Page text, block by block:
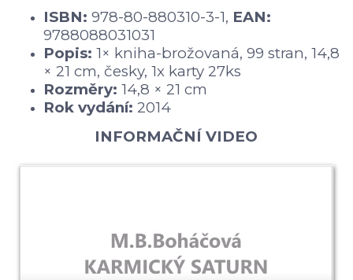
ISBN: 978-80-880310-3-1, EAN:
9788088031031
Popis: 1× kniha-brožovaná, 99 stran, 14,8
× 21 cm, česky, 1x karty 27ks
Rozměry: 14,8 × 21 cm
Rok vydání: 2014
INFORMAČNÍ VIDEO